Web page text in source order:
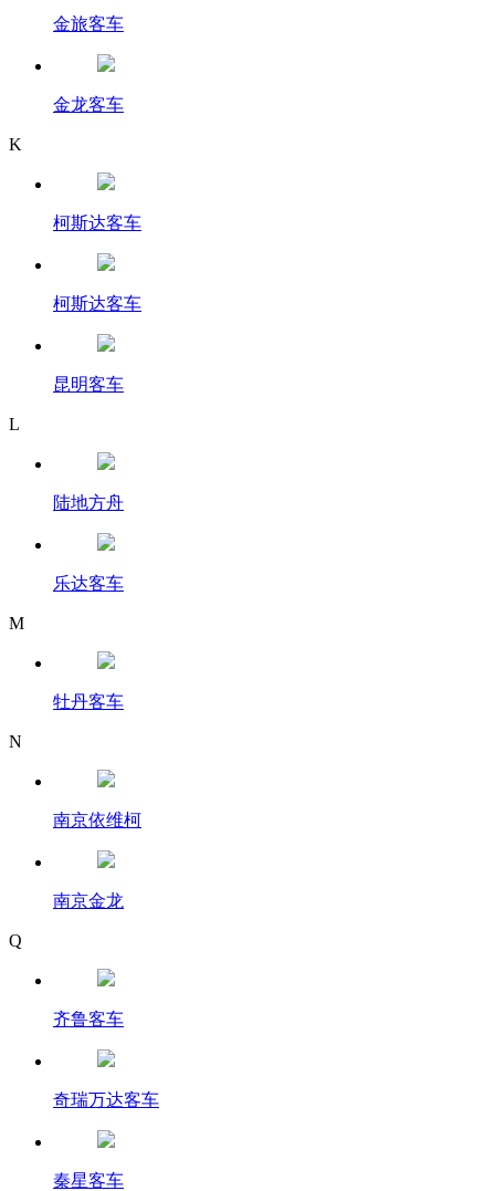
金旅客车
金龙客车
K
柯斯达客车
柯斯达客车
昆明客车
L
陆地方舟
乐达客车
M
牡丹客车
N
南京依维柯
南京金龙
Q
齐鲁客车
奇瑞万达客车
秦星客车